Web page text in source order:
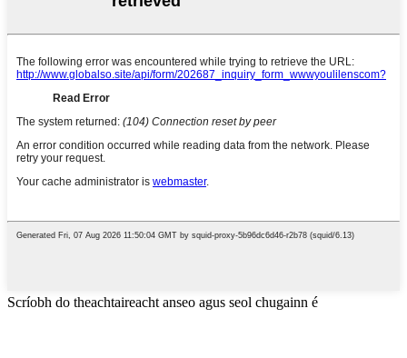
Scríobh do theachtaireacht anseo agus seol chugainn é